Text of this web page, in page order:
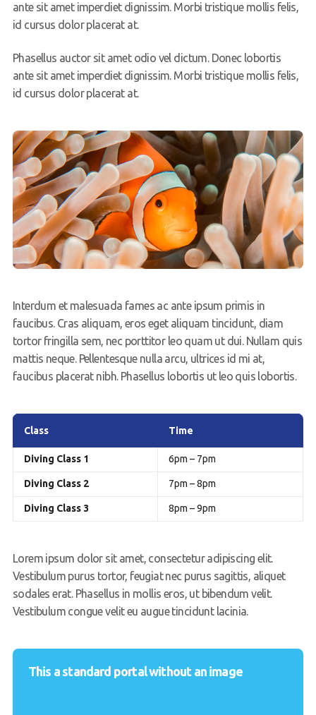
ante sit amet imperdiet dignissim. Morbi tristique mollis felis,
id cursus dolor placerat at.
Phasellus auctor sit amet odio vel dictum. Donec lobortis
ante sit amet imperdiet dignissim. Morbi tristique mollis felis,
id cursus dolor placerat at.
Interdum et malesuada fames ac ante ipsum primis in
faucibus. Cras aliquam, eros eget aliquam tincidunt, diam
tortor fringilla sem, nec porttitor leo quam ut dui. Nullam quis
mattis neque. Pellentesque nulla arcu, ultrices id mi at,
faucibus placerat nibh. Phasellus lobortis ut leo quis lobortis.
Class Time
Diving Class 1 6pm – 7pm
Diving Class 2 7pm – 8pm
Diving Class 3 8pm – 9pm
Lorem ipsum dolor sit amet, consectetur adipiscing elit.
Vestibulum purus tortor, feugiat nec purus sagittis, aliquet
sodales erat. Phasellus in mollis eros, ut bibendum velit.
Vestibulum congue velit eu augue tincidunt lacinia.
This a standard portal without an image